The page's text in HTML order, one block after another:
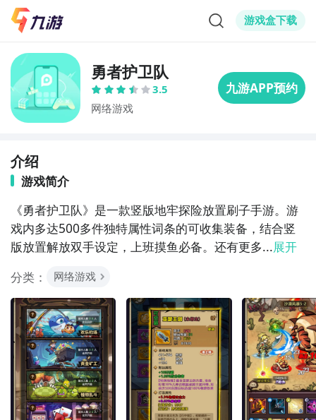
游戏盒下载
勇者护卫队
3.5
网络游戏
介绍
游戏简介
《勇者护卫队》是一款竖版地牢探险放置刷子手游。游
戏内多达500多件独特属性词条的可收集装备，结合竖
版放置解放双手设定，上班摸鱼必备。还有更多...展开
分类：
网络游戏